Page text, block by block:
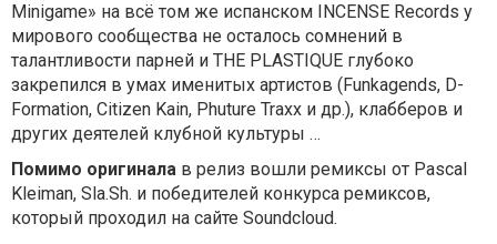
Minigame» на всё том же испанском INCENSE Records у
мирового сообщества не осталось сомнений в
талантливости парней и THE PLASTIQUE глубоко
закрепился в умах именитых артистов (Funkagends, D-
Formation, Citizen Kain, Phuture Traxx и др.), клабберов и
других деятелей клубной культуры …
Помимо оригинала в релиз вошли ремиксы от Pascal
Kleiman, Sla.Sh. и победителей конкурса ремиксов,
который проходил на сайте Soundcloud.